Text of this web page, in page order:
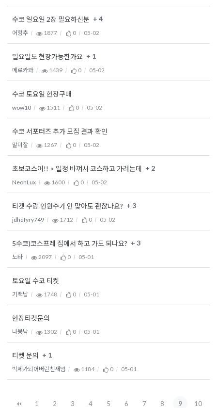
수코 일요일 2장 필요하신분 + 4
어헝추 1877 0 05-02
일요일도 현장가능한가요 + 1
메로카와 1439 0 05-02
수코 토요일 현장구매
wow10 1511 0 05-02
수코 서포터즈 추가 모집 결과 확인
말미잘 1267 0 05-02
초보코스어!! > 일정 바껴서 코스하고 가려는데 + 2
NeonLux 1600 0 05-02
티켓 수랑 인원수가 안 맞아도 괜찮나요? + 3
jdhdfyry749 1712 0 05-02
5수코)코스프레 집에서 하고 가도 되나요? + 3
노타 2097 0 05-01
토요일 수코 티켓
기백남 1748 0 05-01
현장티켓문의
나뭉남 1302 0 05-01
티켓 문의 + 1
박제가되어버린천재임 1184 0 05-01
1 2 3 4 5 6 7 8 9 10